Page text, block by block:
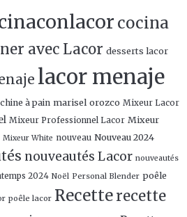
cocina
avec Lacor desserts lacor
lacor menaje
à pain marisel orozco Mixeur Lacor
Mixeur Professionnel Lacor Mixeur
Mixeur White nouveau Nouveau 2024
nouveautés Lacor nouveautés
2024 Noël Personal Blender poêle
poêle lacor Recette recette